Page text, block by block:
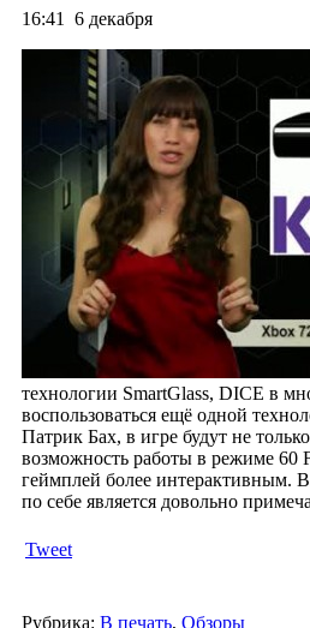
16:41 6 декабря
технологии SmartGlass, DICE в
воспользоваться ещё одной
Патрик Бах, в игре будут не
возможность работы в режиме 60
геймплей более интерактивным. В
по себе является довольно
Tweet
Рубрика: В печать, Обзоры